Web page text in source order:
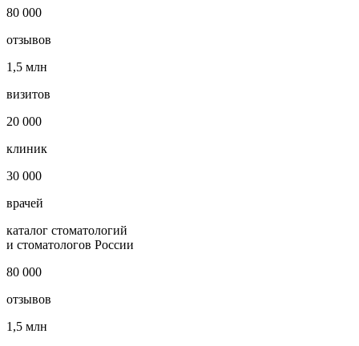
80 000
отзывов
1,5 млн
визитов
20 000
клиник
30 000
врачей
каталог стоматологий
и стоматологов России
80 000
отзывов
1,5 млн